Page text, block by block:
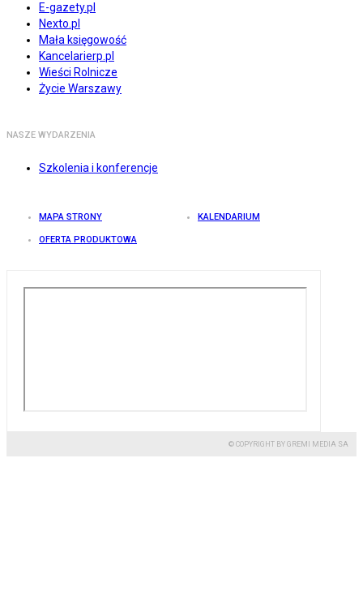
E-gazety.pl
Nexto.pl
Mała księgowość
Kancelarierp.pl
Wieści Rolnicze
Życie Warszawy
NASZE WYDARZENIA
Szkolenia i konferencje
MAPA STRONY KALENDARIUM
OFERTA PRODUKTOWA
© COPYRIGHT BY GREMI MEDIA SA